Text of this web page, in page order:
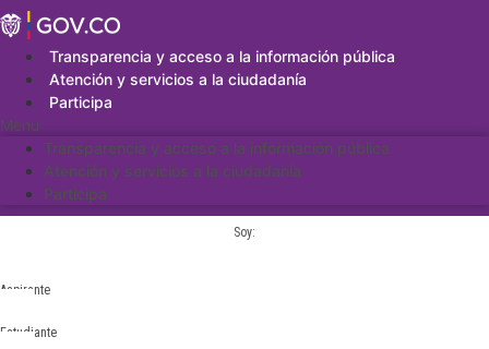
Saltar
al
contenidoTransparencia y acceso a la información pública
Atención y servicios a la ciudadanía
Participa
Menu
Transparencia y acceso a la información pública
Atención y servicios a la ciudadanía
Participa
Soy:
Aspirante
Estudiante